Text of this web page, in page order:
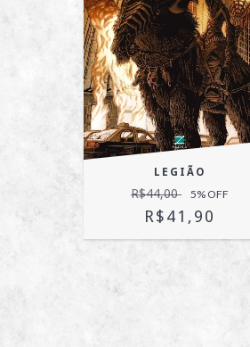
LEGIÃO
R$44,00 5% OFF
R$41,90